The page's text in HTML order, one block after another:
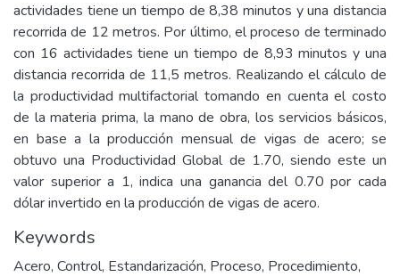
actividades tiene un tiempo de 8,38 minutos y una distancia
recorrida de 12 metros. Por último, el proceso de terminado
con 16 actividades tiene un tiempo de 8,93 minutos y una
distancia recorrida de 11,5 metros. Realizando el cálculo de
la productividad multifactorial tomando en cuenta el costo
de la materia prima, la mano de obra, los servicios básicos,
en base a la producción mensual de vigas de acero; se
obtuvo una Productividad Global de 1.70, siendo este un
valor superior a 1, indica una ganancia del 0.70 por cada
dólar invertido en la producción de vigas de acero.
Keywords
Acero, Control, Estandarización, Proceso, Procedimiento,